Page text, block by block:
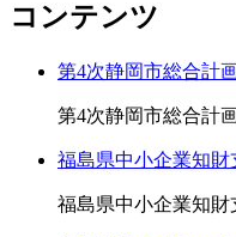
コンテンツ
第4次静岡市総合計
第4次静岡市総合計
福島県中小企業知財
福島県中小企業知財